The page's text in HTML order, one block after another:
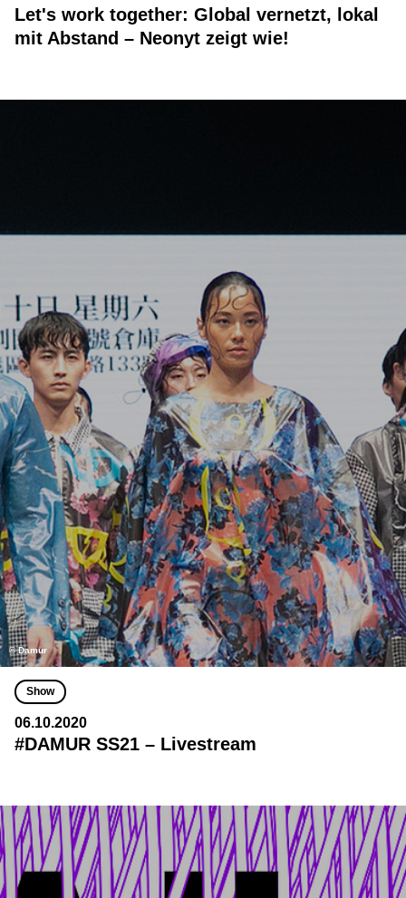
Let's work together: Global vernetzt, lokal
mit Abstand – Neonyt zeigt wie!
© Damur
Show
06.10.2020
#DAMUR SS21 – Livestream